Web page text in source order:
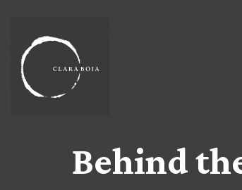
Behind